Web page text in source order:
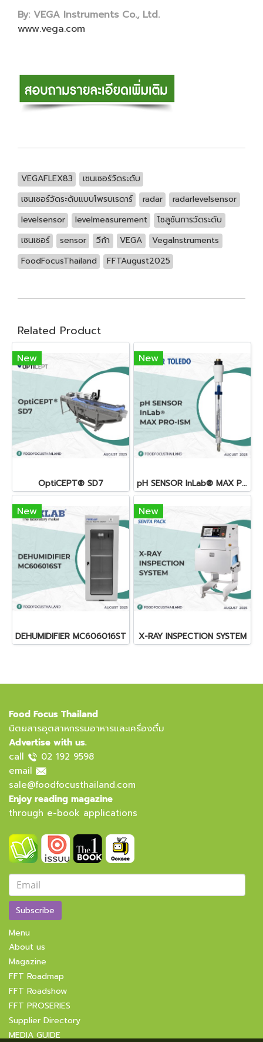
By: VEGA Instruments Co., Ltd.
www.vega.com
VEGAFLEX83
เซนเซอร์วัดระดับ
เซนเซอร์วัดระดับแบบโพรบเรดาร์
radar
radarlevelsensor
levelsensor
levelmeasurement
โซลูชันการวัดระดับ
เซนเซอร์
sensor วีก้า VEGA
VegaInstruments
FoodFocusThailand
FFTAugust2025
Related Product
New
OptiCEPT® SD7
New
pH SENSOR InLab® MAX PRO-ISM
New
DEHUMIDIFIER MC606016ST
New
X-RAY INSPECTION SYSTEM
Food Focus Thailand
นิตยสารอุตสาหกรรมอาหารและเครื่องดื่ม
Advertise with us.
call
02 192 9598
email
sale@foodfocusthailand.com
Enjoy reading magazine
through e-book applications
Subscribe
Menu
About us
Magazine
FFT Roadmap
FFT Roadshow
FFT PROSERIES
Supplier Directory
MEDIA GUIDE